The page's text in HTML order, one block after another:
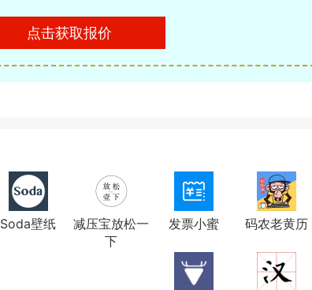
点击获取报价
Soda壁纸
减压宝放松一
下
发票小蜜 码农老黄历